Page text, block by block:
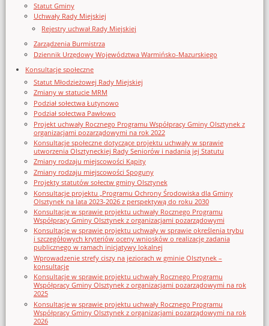
Statut Gminy
Uchwały Rady Miejskiej
Rejestry uchwał Rady Miejskiej
Zarządzenia Burmistrza
Dziennik Urzędowy Województwa Warmińsko-Mazurskiego
Konsultacje społeczne
Statut Młodzieżowej Rady Miejskiej
Zmiany w statucie MRM
Podział sołectwa Łutynowo
Podział sołectwa Pawłowo
Projekt uchwały Rocznego Programu Współpracy Gminy Olsztynek z
organizacjami pozarządowymi na rok 2022
Konsultacje społeczne dotyczące projektu uchwały w sprawie
utworzenia Olsztyneckiej Rady Seniorów i nadania jej Statutu
Zmiany rodzaju miejscowości Kąpity
Zmiany rodzaju miejscowości Spoguny
Projekty statutów sołectw gminy Olsztynek
Konsultacje projektu „Programu Ochrony Środowiska dla Gminy
Olsztynek na lata 2023-2026 z perspektywą do roku 2030
Konsultacje w sprawie projektu uchwały Rocznego Programu
Współpracy Gminy Olsztynek z organizacjami pozarządowymi
Konsultacje w sprawie projektu uchwały w sprawie określenia trybu
i szczegółowych kryteriów oceny wniosków o realizację zadania
publicznego w ramach inicjatywy lokalnej
Wprowadzenie strefy ciszy na jeziorach w gminie Olsztynek –
konsultacje
Konsultacje w sprawie projektu uchwały Rocznego Programu
Współpracy Gminy Olsztynek z organizacjami pozarządowymi na rok
2025
Konsultacje w sprawie projektu uchwały Rocznego Programu
Współpracy Gminy Olsztynek z organizacjami pozarządowymi na rok
2026